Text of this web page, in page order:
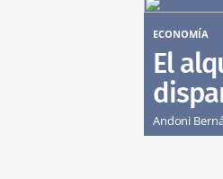
ECONOMÍA
El
Andoni